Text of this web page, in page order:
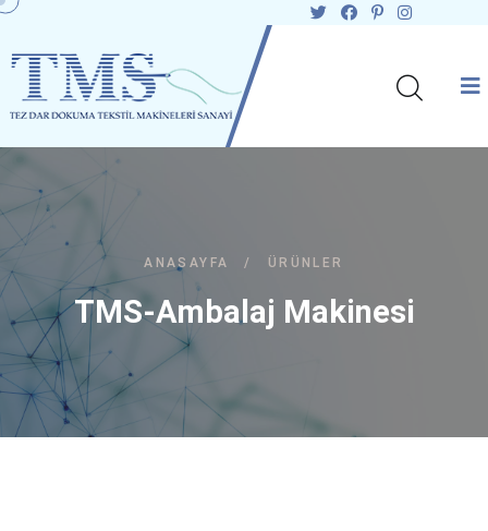
ANASAYFA / ÜRÜNLER
TMS-Ambalaj Makinesi